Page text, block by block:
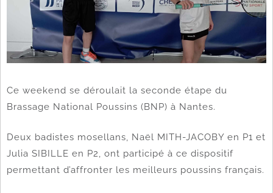
Ce weekend se déroulait la seconde étape du
Brassage National Poussins (BNP) à Nantes.
Deux badistes mosellans, Naël MITH-JACOBY en P1 et
Julia SIBILLE en P2, ont participé à ce dispositif
permettant d’affronter les meilleurs poussins français.